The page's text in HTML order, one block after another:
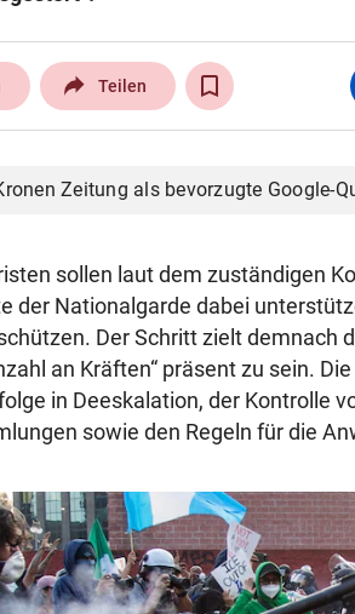
Teilen
Zeitung als bevorzugte Google-
sollen laut dem zuständigen
der Nationalgarde dabei
Der Schritt zielt demnach
an Kräften“ präsent zu sein.
in Deeskalation, der Kontrolle
sowie den Regeln für die